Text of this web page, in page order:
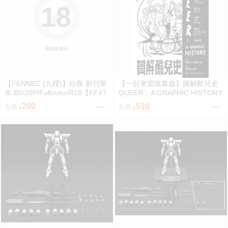
限制級商品
18
【FENNEC (九櫻)】白夜 新刊單
本 B5/20P/Fullcolor/R18【FF47
場前預購】{宅即門}
售價 200
【一起來當嗑書蟲】圖解酷兒史
QUEER：A GRAPHIC HISTORY
售價 510